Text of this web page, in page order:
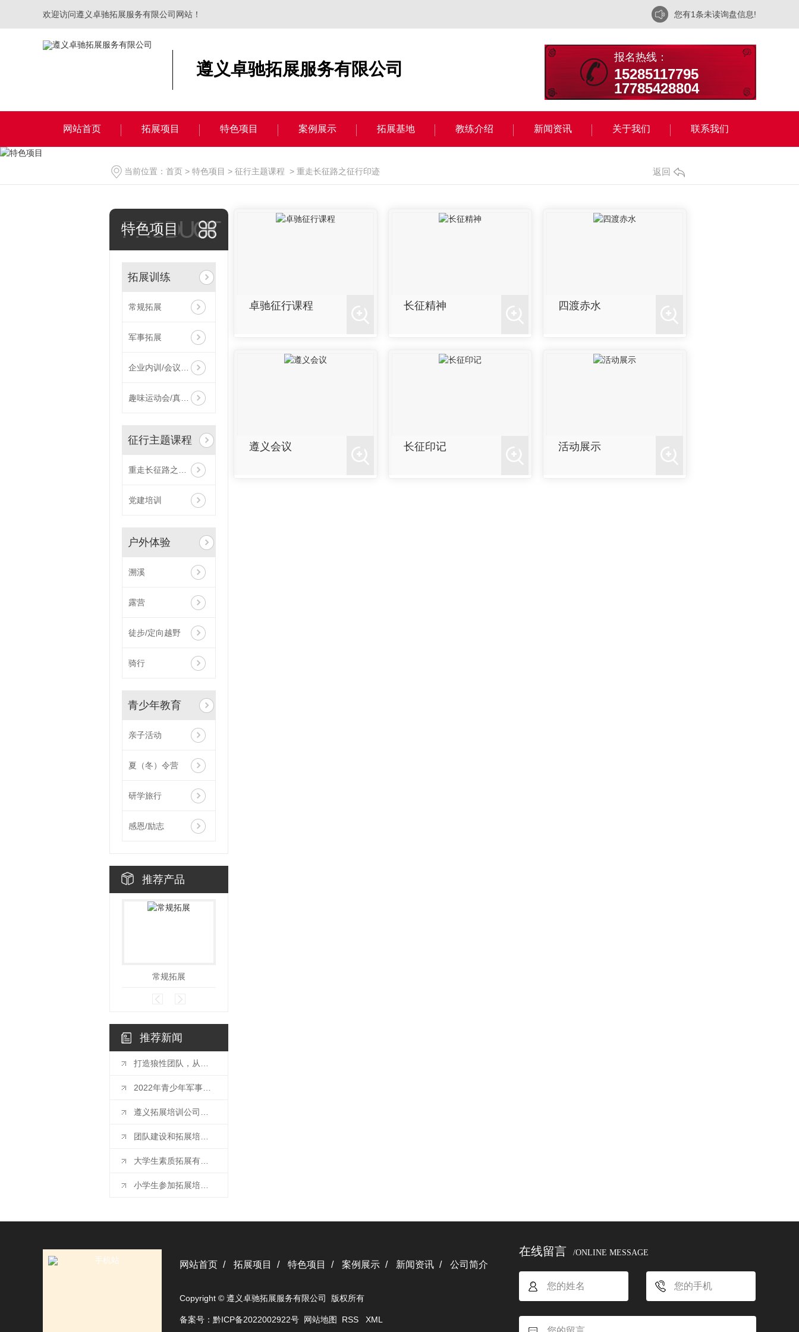
欢迎访问遵义卓驰拓展服务有限公司网站！ 您有1条未读询盘信息!
遵义卓驰拓展服务有限公司
报名热线：
15285117795
17785428804
网站首页 拓展项目 特色项目 案例展示 拓展基地 教练介绍 新闻资讯 关于我们 联系我们
当前位置： 首页 > 特色项目 > 征行主题课程 > 重走长征路之征行印迹 返回
PRODUCT
特色项目
拓展训练
常规拓展
军事拓展
企业内训/会议沙盘
趣味运动会/真人CS/同学会
征行主题课程
重走长征路之征行印迹
党建培训
户外体验
溯溪
露营
徒步/定向越野
骑行
青少年教育
亲子活动
夏（冬）令营
研学旅行
感恩/励志
推荐产品
常规拓展
推荐新闻
打造狼性团队，从遵义拓展培训开始
2022年青少年军事夏令营开班啦（遵义卓驰拓展培训）
遵义拓展培训公司带您了解拓展培训的基本注意事项
团队建设和拓展培训的区别
大学生素质拓展有什么重要意义
小学生参加拓展培训有什么好处
卓驰征行课程 长征精神 四渡赤水
遵义会议 长征印记 活动展示
网站首页 拓展项目 特色项目 案例展示 新闻资讯 公司简介
Copyright © 遵义卓驰拓展服务有限公司 版权所有
备案号： 黔ICP备2022002922号 网站地图 RSS XML
在线留言 /ONLINE MESSAGE